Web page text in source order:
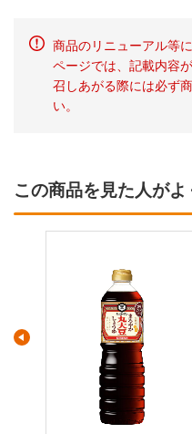
商品のリニューアル等
ページでは、記載内容
召しあがる際には必ず
い。
この商品を見た人が